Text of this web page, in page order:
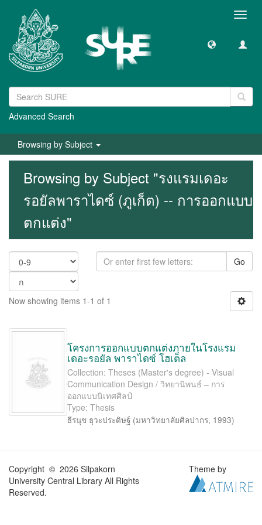
Advanced Search
Browsing by Subject
Browsing by Subject "รงแรมเดอะ
รอยัลพาราไดซ์ (ภูเก็ต) -- การออกแบบ
ตกแต่ง"
Go
Now showing items 1-1 of 1
โครงการออกแบบตกแต่งภายในโรงแรม
เดอะรอยัล พาราไดซ์ โฮเต็ล
Collection: Theses (Master's degree) - Visual
Communication Design / วิทยานิพนธ์ – การ
ออกแบบนิเทศศิลป์
Type: Thesis
ธีรนุช ธุวะประดิษฐ์ (มหาวิทยาลัยศิลปากร, 1993)
Copyright © 2026 Silpakorn
University Central Library All Rights
Reserved.
Theme by